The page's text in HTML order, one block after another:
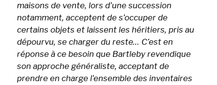
maisons de vente, lors d’une succession
notamment, acceptent de s’occuper de
certains objets et laissent les héritiers, pris au
dépourvu, se charger du reste… C’est en
réponse à ce besoin que Bartleby revendique
son approche généraliste, acceptant de
prendre en charge l’ensemble des inventaires